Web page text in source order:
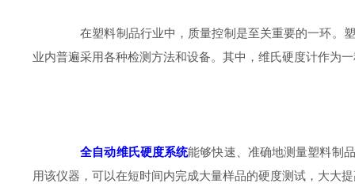
在塑料制品行业中，质量控制是至关重要的一环。塑
业内普遍采用各种检测方法和设备。其中，维氏硬度计作为
全自动维氏硬度系统能够快速、准确地测量塑料制
用该仪器，可以在短时间内完成大量样品的硬度测试，大大